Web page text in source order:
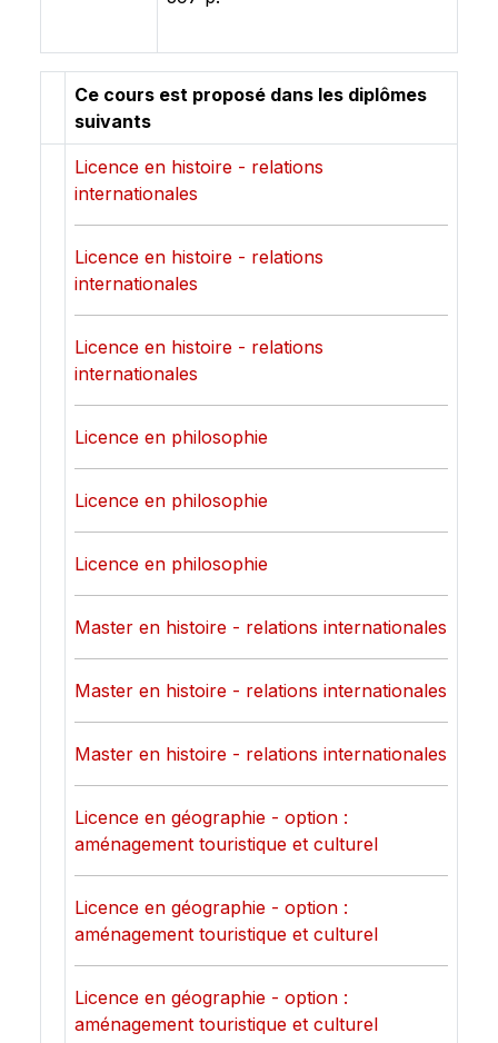
Ce cours est proposé dans les diplômes
suivants
Licence en histoire - relations
internationales
Licence en histoire - relations
internationales
Licence en histoire - relations
internationales
Licence en philosophie
Licence en philosophie
Licence en philosophie
Master en histoire - relations internationales
Master en histoire - relations internationales
Master en histoire - relations internationales
Licence en géographie - option :
aménagement touristique et culturel
Licence en géographie - option :
aménagement touristique et culturel
Licence en géographie - option :
aménagement touristique et culturel